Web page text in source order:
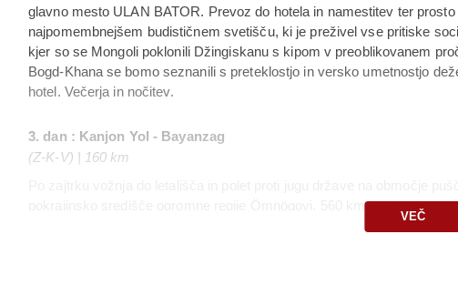
glavno mesto ULAN BATOR. Prevoz do hotela in namestitev ter
najpomembnejšem budističnem svetišču, ki je preživel vse pritiske
kjer so se Mongoli poklonili Džingiskanu s kipom v preoblikovanem
Bogd-Khana se bomo seznanili s preteklostjo in versko umetnostjo
hotel. Večerja in nočitev.
3. dan : Kanjon Yol - Bayanzag
(Z-K-V) | 160 km
pokrajinsko središče ogromne regije Ömnögovi, 560 km južno od
a obenem najslikovitejših pokrajin na planetu, bomo začeli sredi
VEČ